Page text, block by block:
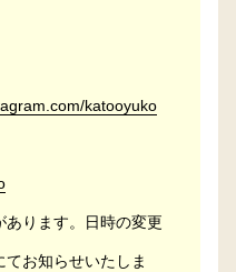
katooyuko
ります。日時の変更
お知らせいたしま